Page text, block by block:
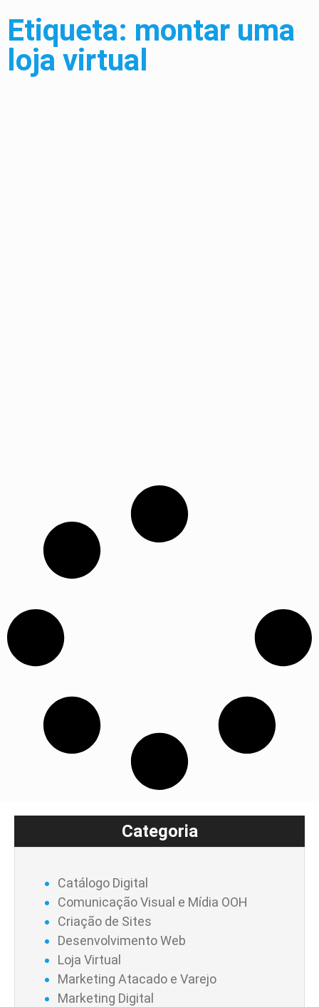
Etiqueta: montar uma
loja virtual
Categoria
Catálogo Digital
Comunicação Visual e Mídia OOH
Criação de Sites
Desenvolvimento Web
Loja Virtual
Marketing Atacado e Varejo
Marketing Digital